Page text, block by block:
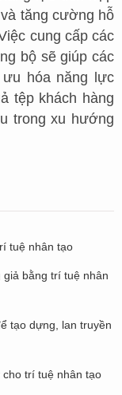
tăng cường hỗ
cung cấp các
bộ sẽ giúp các
hóa năng lực
tệp khách hàng
trong xu hướng
tuệ nhân tạo
bằng trí tuệ nhân
tạo dựng, lan truyền
cho trí tuệ nhân tạo